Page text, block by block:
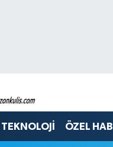
TEKNOLOJİ ÖZEL